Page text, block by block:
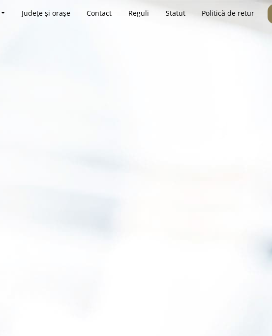
Județe și orașe Contact Reguli Statut Politică de retur